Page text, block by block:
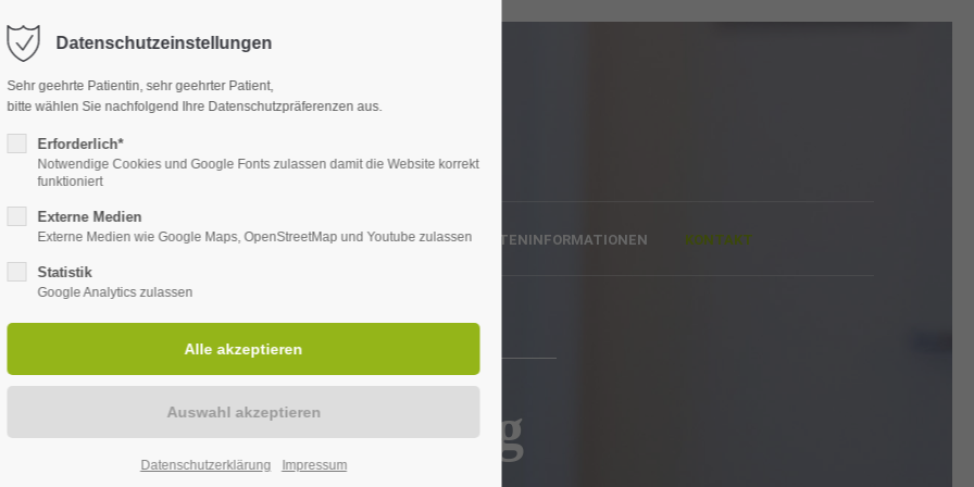
dolor sit amet:
/ 365days
support for our
8:00am - 5:00pm (GMT
Get in touch
Drop us a line
info@yourdomain.com
dolor. Aenean massa. Cum sociis
ANÄSTHESIE PALLIATIVMEDIZIN PATIENTENINFORMATIONEN KONTAKT
Datenschutzeinstellungen
Sehr geehrte Patientin, sehr geehrter Patient,
bitte wählen Sie nachfolgend Ihre Datenschutzpräferenzen aus.
Erforderlich*
Notwendige Cookies und Google Fonts zulassen damit die Website korrekt
funktioniert
Externe Medien
Externe Medien wie Google Maps, OpenStreetMap und Youtube zulassen
Statistik
Google Analytics zulassen
Datenschutzerklärung Impressum